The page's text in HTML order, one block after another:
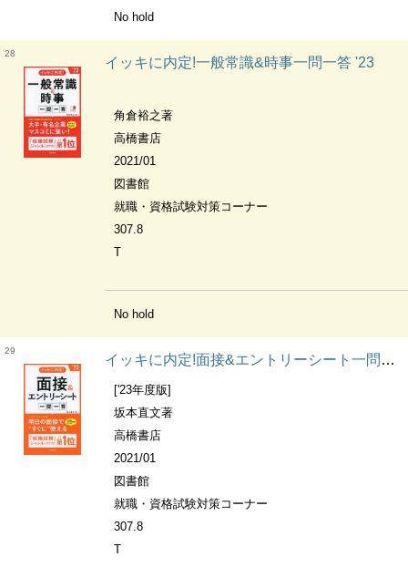
No hold
28
イッキに内定!一般常識&時事一問一答 '23
角倉裕之著
高橋書店
2021/01
図書館
就職・資格試験対策コーナー
307.8
T
No hold
29
イッキに内定!面接&エントリーシート一問一答
['23年度版]
坂本直文著
高橋書店
2021/01
図書館
就職・資格試験対策コーナー
307.8
T